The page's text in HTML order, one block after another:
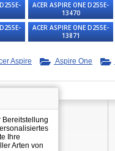
ACER ASPIRE ONE D255E-
13470
ACER ASPIRE ONE D255E-
13871
Aspire Aspire One
Bereitstellung
Ihre
Arten von